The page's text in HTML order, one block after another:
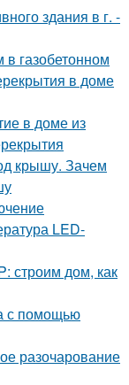
здания в г. -
газобетонном
в доме
в доме из
крышу. Зачем
LED-
строим дом, как
с помощью
разочарование